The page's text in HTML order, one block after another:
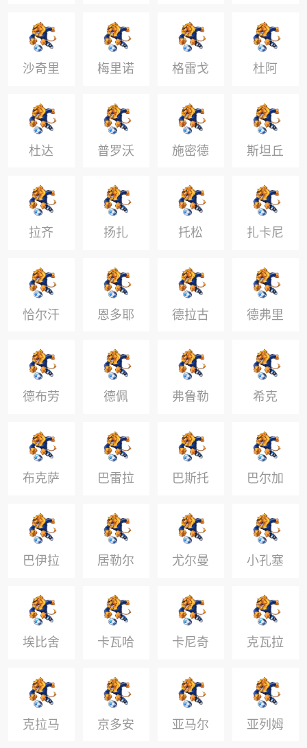
什 克
沙奇里 梅里诺 格雷戈
里施
杜阿
杜达 普罗沃
德
施密德 斯坦丘
拉齐 扬扎 托松 扎卡尼
恰尔汗
奥卢
恩多耶 德拉古
斯
德弗里
德布劳
内
德佩 弗鲁勒 希克
布克萨 巴雷拉 巴斯托
尼
巴尔加
斯
巴伊拉
米
居勒尔 尤尔曼
德
小孔塞
桑
埃比舍
尔
卡瓦哈
尔
卡尼奇
尼克
克瓦拉
茨赫利
亚
克拉马
京多安 亚马尔 亚列姆